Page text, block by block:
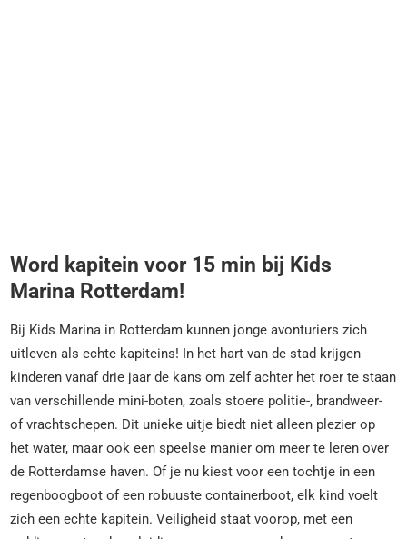
Word kapitein voor 15 min bij Kids
Marina Rotterdam!
Bij Kids Marina in Rotterdam kunnen jonge avonturiers zich
uitleven als echte kapiteins! In het hart van de stad krijgen
kinderen vanaf drie jaar de kans om zelf achter het roer te staan
van verschillende mini-boten, zoals stoere politie-, brandweer-
of vrachtschepen. Dit unieke uitje biedt niet alleen plezier op
het water, maar ook een speelse manier om meer te leren over
de Rotterdamse haven. Of je nu kiest voor een tochtje in een
regenboogboot of een robuuste containerboot, elk kind voelt
zich een echte kapitein. Veiligheid staat voorop, met een